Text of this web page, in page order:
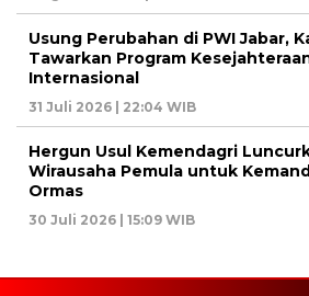
Usung Perubahan di PWI Jabar,
Tawarkan Program
Internasional
31 Juli 2026 | 22:04 WIB
Hergun Usul Kemendagri
Wirausaha Pemula untuk
Ormas
30 Juli 2026 | 15:09 WIB